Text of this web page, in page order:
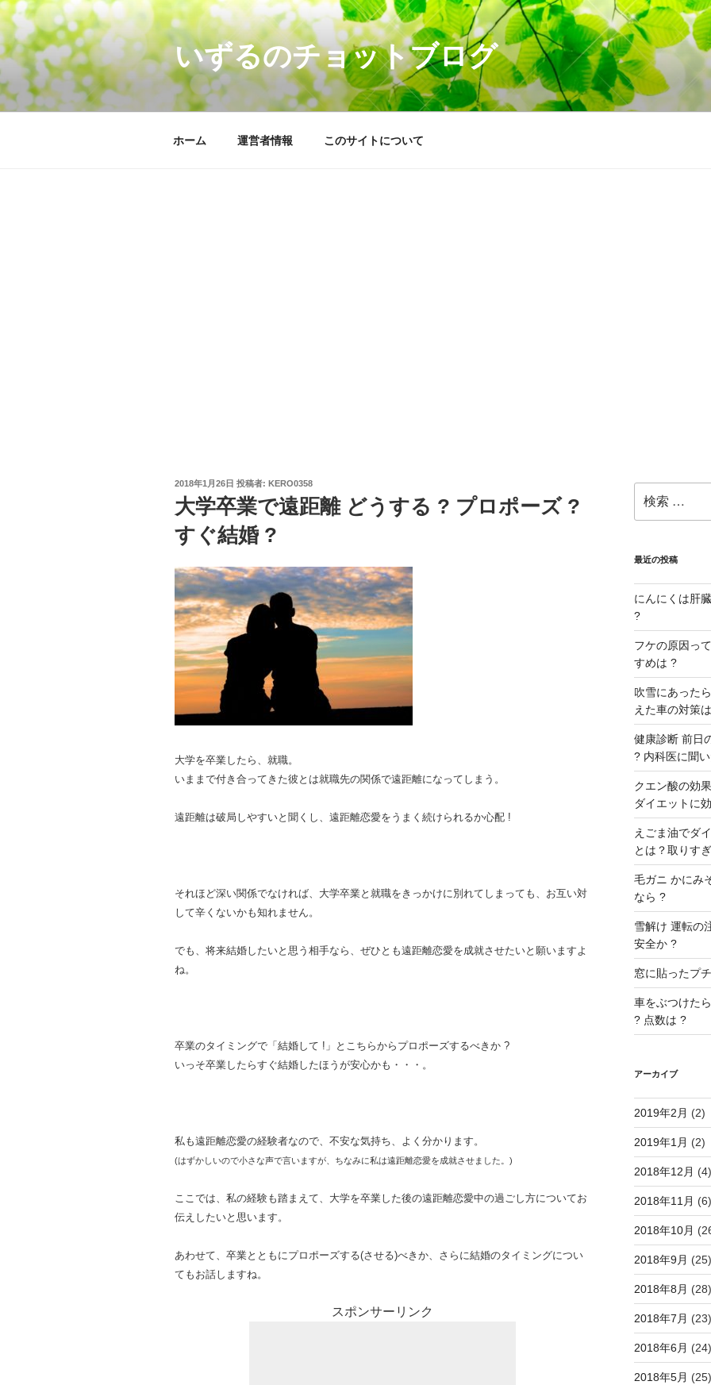
コ
テ
ン
ツ
へ
いずるのチョットブログ
ホーム 運営者情報 このサイトについて
投
日:
2018年1月26日 投稿者: KERO0358
大学卒業で遠距離 どうする ? プロポーズ ?
すぐ結婚 ?
大学を卒業したら、就職。
いままで付き合ってきた彼とは就職先の関係で遠距離になってしまう。
遠距離は破局しやすいと聞くし、遠距離恋愛をうまく続けられるか心配 !
それほど深い関係でなければ、大学卒業と就職をきっかけに別れてしまっても、お互い対
して辛くないかも知れません。
でも、将来結婚したいと思う相手なら、ぜひとも遠距離恋愛を成就させたいと願いますよ
ね。
卒業のタイミングで「結婚して !」とこちらからプロポーズするべきか ?
いっそ卒業したらすぐ結婚したほうが安心かも・・・。
私も遠距離恋愛の経験者なので、不安な気持ち、よく分かります。
(はずかしいので小さな声で言いますが、ちなみに私は遠距離恋愛を成就させました。)
ここでは、私の経験も踏まえて、大学を卒業した後の遠距離恋愛中の過ごし方についてお
伝えしたいと思います。
あわせて、卒業とともにプロポーズする(させる)べきか、さらに結婚のタイミングについ
てもお話しますね。
スポンサーリンク
索:
最近の投稿
にんにくは肝
?
フケの原因っ
すめは ?
吹雪にあった
えた車の対策
健康診断 前日
? 内科医に聞
クエン酸の効
ダイエットに
えごま油でダ
とは？取りす
毛ガニ かにみ
なら ?
雪解け 運転の
安全か ?
窓に貼ったプ
車をぶつけた
? 点数は ?
アーカイブ
2019年2月 (2)
2019年1月 (2)
2018年12月 (4)
2018年11月 (6)
2018年10月
2018年9月 (25)
2018年8月 (28)
2018年7月 (23)
2018年6月 (24)
2018年5月 (25)